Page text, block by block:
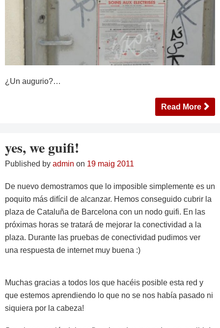
¿Un augurio?…
Read More
yes, we guifi!
Published by admin on 19 maig 2011
De nuevo demostramos que lo imposible simplemente es un
poquito más difícil de alcanzar. Hemos conseguido cubrir la
plaza de Cataluña de Barcelona con un nodo guifi. En las
próximas horas se tratará de mejorar la conectividad a la
plaza. Durante las pruebas de conectividad pudimos ver
una respuesta de internet muy buena :)
Muchas gracias a todos los que hacéis posible esta red y
que estemos aprendiendo lo que no se nos había pasado ni
siquiera por la cabeza!